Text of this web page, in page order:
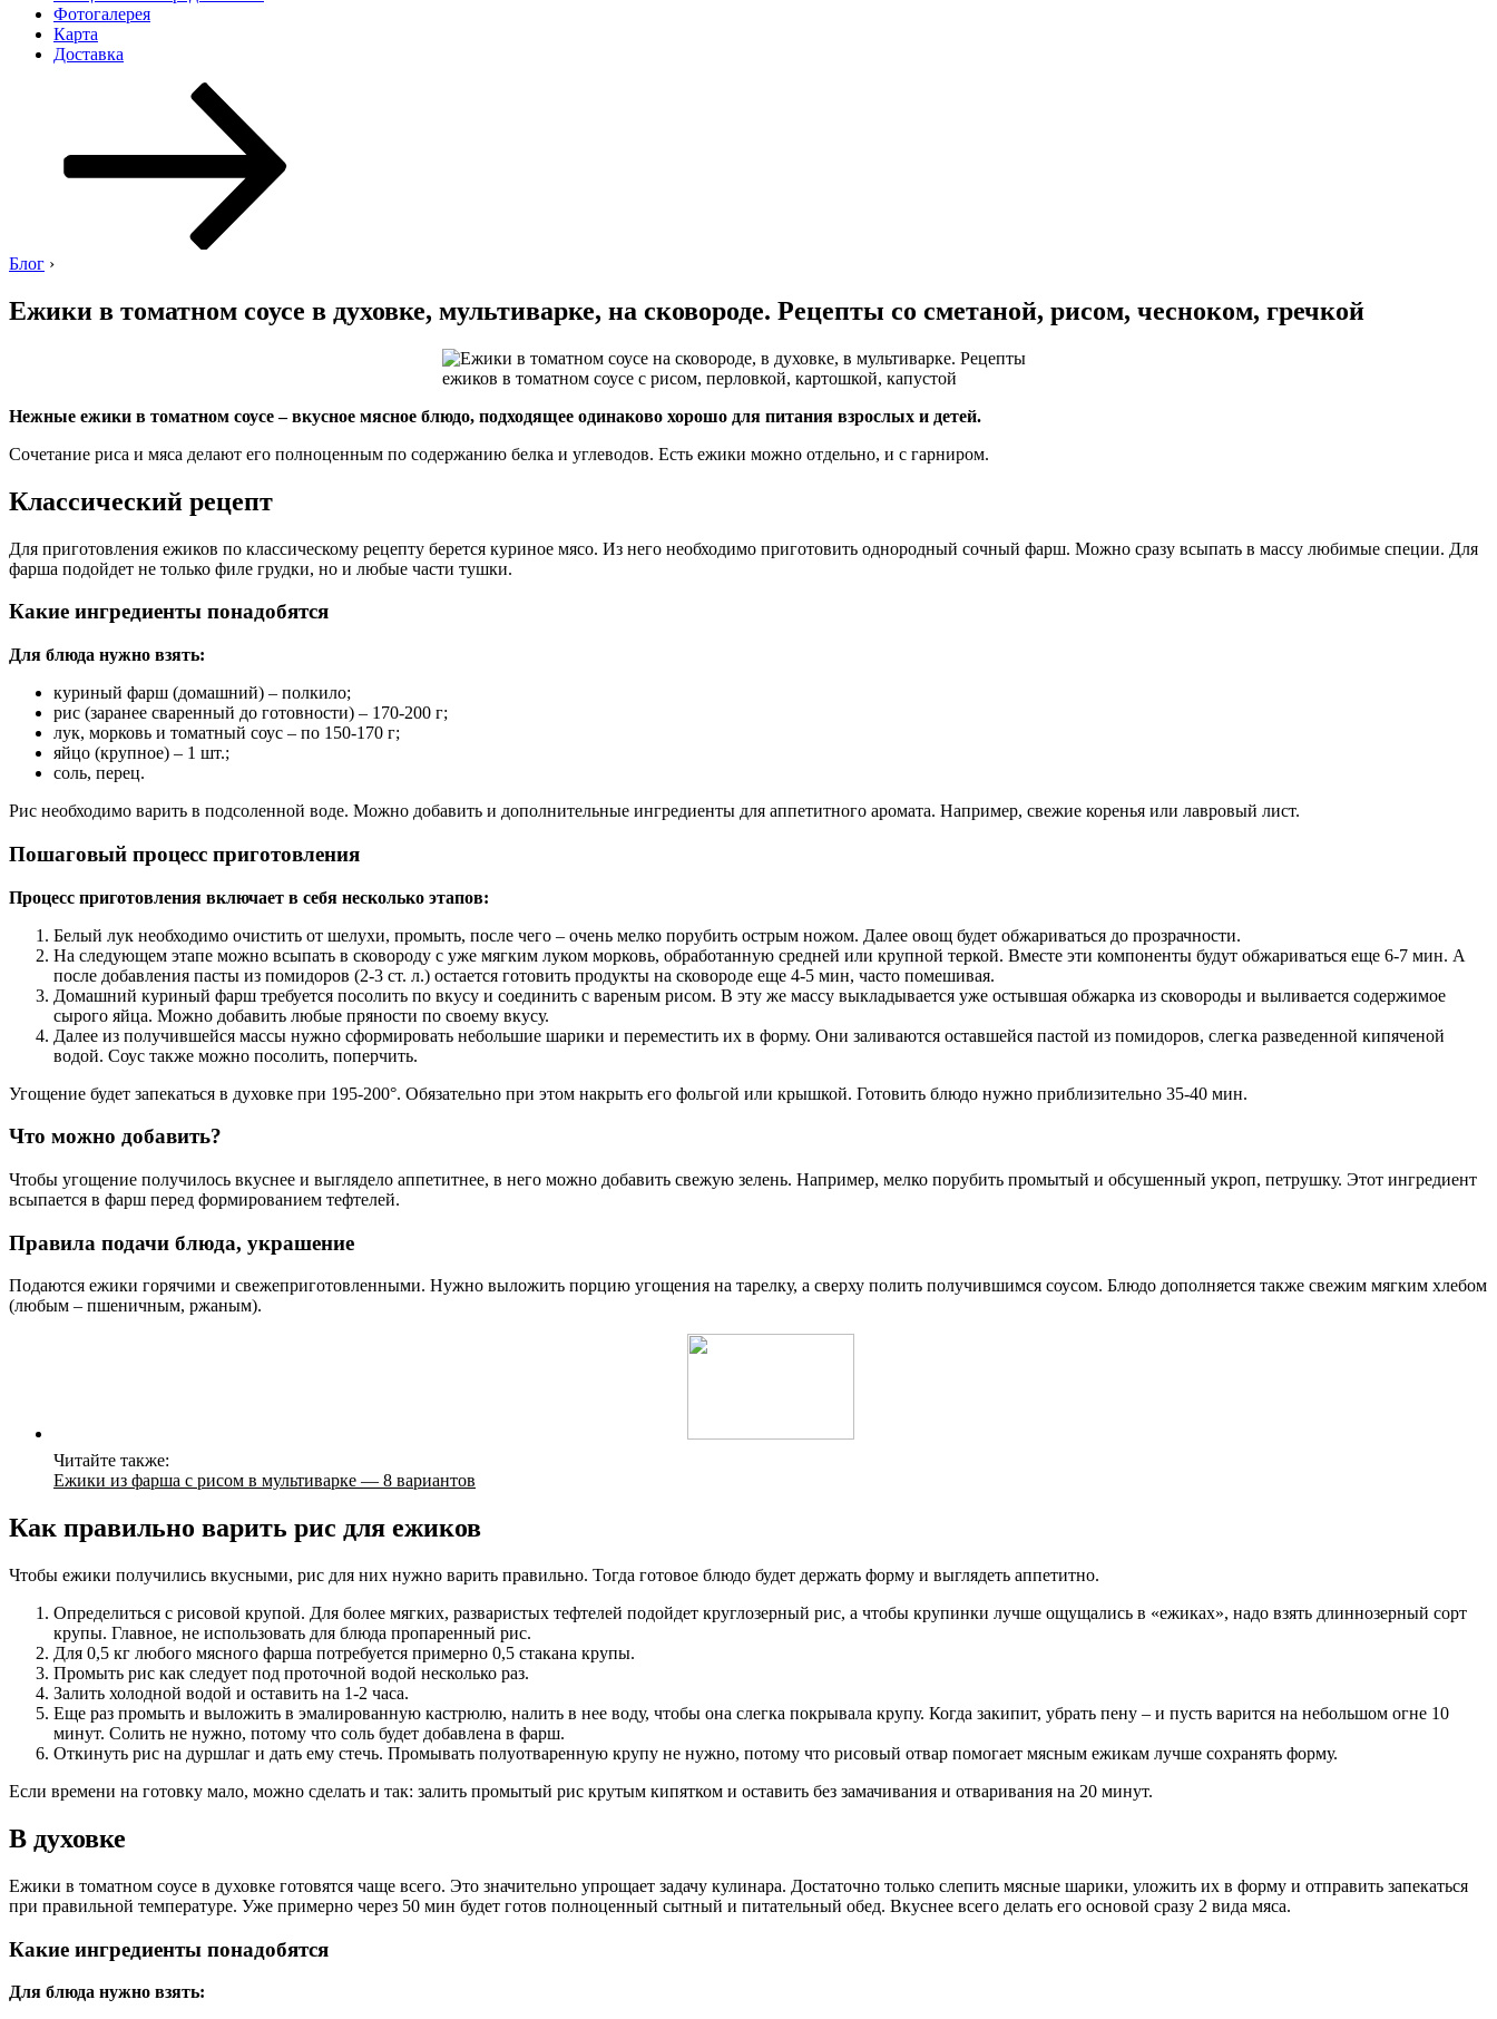
Фотогалерея
Карта
Доставка
Блог ›
Ежики в томатном соусе в духовке, мультиварке, на сковороде. Рецепты со сметаной, рисом, чесноком, гречкой
Нежные ежики в томатном соусе – вкусное мясное блюдо, подходящее одинаково хорошо для питания взрослых и детей.
Сочетание риса и мяса делают его полноценным по содержанию белка и углеводов. Есть ежики можно отдельно, и с гарниром.
Классический рецепт
Для приготовления ежиков по классическому рецепту берется куриное мясо. Из него необходимо приготовить однородный сочный фарш. Можно сразу всыпать в массу любимые специи. Для
фарша подойдет не только филе грудки, но и любые части тушки.
Какие ингредиенты понадобятся
Для блюда нужно взять:
куриный фарш (домашний) – полкило;
рис (заранее сваренный до готовности) – 170-200 г;
лук, морковь и томатный соус – по 150-170 г;
яйцо (крупное) – 1 шт.;
соль, перец.
Рис необходимо варить в подсоленной воде. Можно добавить и дополнительные ингредиенты для аппетитного аромата. Например, свежие коренья или лавровый лист.
Пошаговый процесс приготовления
Процесс приготовления включает в себя несколько этапов:
Белый лук необходимо очистить от шелухи, промыть, после чего – очень мелко порубить острым ножом. Далее овощ будет обжариваться до прозрачности.
На следующем этапе можно всыпать в сковороду с уже мягким луком морковь, обработанную средней или крупной теркой. Вместе эти компоненты будут обжариваться еще 6-7 мин. А
после добавления пасты из помидоров (2-3 ст. л.) остается готовить продукты на сковороде еще 4-5 мин, часто помешивая.
Домашний куриный фарш требуется посолить по вкусу и соединить с вареным рисом. В эту же массу выкладывается уже остывшая обжарка из сковороды и выливается содержимое
сырого яйца. Можно добавить любые пряности по своему вкусу.
Далее из получившейся массы нужно сформировать небольшие шарики и переместить их в форму. Они заливаются оставшейся пастой из помидоров, слегка разведенной кипяченой
водой. Соус также можно посолить, поперчить.
Угощение будет запекаться в духовке при 195-200°. Обязательно при этом накрыть его фольгой или крышкой. Готовить блюдо нужно приблизительно 35-40 мин.
Что можно добавить?
Чтобы угощение получилось вкуснее и выглядело аппетитнее, в него можно добавить свежую зелень. Например, мелко порубить промытый и обсушенный укроп, петрушку. Этот ингредиент
всыпается в фарш перед формированием тефтелей.
Правила подачи блюда, украшение
Подаются ежики горячими и свежеприготовленными. Нужно выложить порцию угощения на тарелку, а сверху полить получившимся соусом. Блюдо дополняется также свежим мягким хлебом
(любым – пшеничным, ржаным).
Читайте также:
Ежики из фарша с рисом в мультиварке — 8 вариантов
Как правильно варить рис для ежиков
Чтобы ежики получились вкусными, рис для них нужно варить правильно. Тогда готовое блюдо будет держать форму и выглядеть аппетитно.
Определиться с рисовой крупой. Для более мягких, разваристых тефтелей подойдет круглозерный рис, а чтобы крупинки лучше ощущались в «ежиках», надо взять длиннозерный сорт
крупы. Главное, не использовать для блюда пропаренный рис.
Для 0,5 кг любого мясного фарша потребуется примерно 0,5 стакана крупы.
Промыть рис как следует под проточной водой несколько раз.
Залить холодной водой и оставить на 1-2 часа.
Еще раз промыть и выложить в эмалированную кастрюлю, налить в нее воду, чтобы она слегка покрывала крупу. Когда закипит, убрать пену – и пусть варится на небольшом огне 10
минут. Солить не нужно, потому что соль будет добавлена в фарш.
Откинуть рис на дуршлаг и дать ему стечь. Промывать полуотваренную крупу не нужно, потому что рисовый отвар помогает мясным ежикам лучше сохранять форму.
Если времени на готовку мало, можно сделать и так: залить промытый рис крутым кипятком и оставить без замачивания и отваривания на 20 минут.
В духовке
Ежики в томатном соусе в духовке готовятся чаще всего. Это значительно упрощает задачу кулинара. Достаточно только слепить мясные шарики, уложить их в форму и отправить запекаться
при правильной температуре. Уже примерно через 50 мин будет готов полноценный сытный и питательный обед. Вкуснее всего делать его основой сразу 2 вида мяса.
Какие ингредиенты понадобятся
Для блюда нужно взять: